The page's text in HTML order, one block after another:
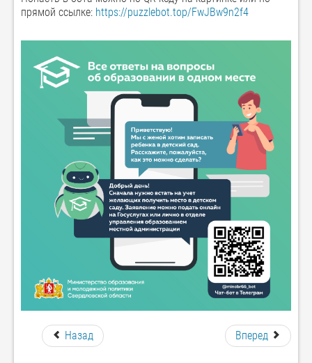
прямой ссылке: https://puzzlebot.top/FwJBw9n2f4
Назад Вперед